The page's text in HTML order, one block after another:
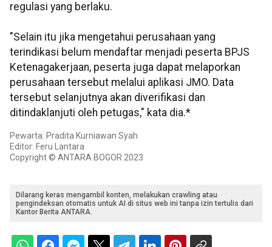
regulasi yang berlaku.
"Selain itu jika mengetahui perusahaan yang
terindikasi belum mendaftar menjadi peserta BPJS
Ketenagakerjaan, peserta juga dapat melaporkan
perusahaan tersebut melalui aplikasi JMO. Data
tersebut selanjutnya akan diverifikasi dan
ditindaklanjuti oleh petugas," kata dia.*
Pewarta: Pradita Kurniawan Syah
Editor: Feru Lantara
Copyright © ANTARA BOGOR 2023
Dilarang keras mengambil konten, melakukan crawling atau
pengindeksan otomatis untuk AI di situs web ini tanpa izin tertulis dari
Kantor Berita ANTARA.